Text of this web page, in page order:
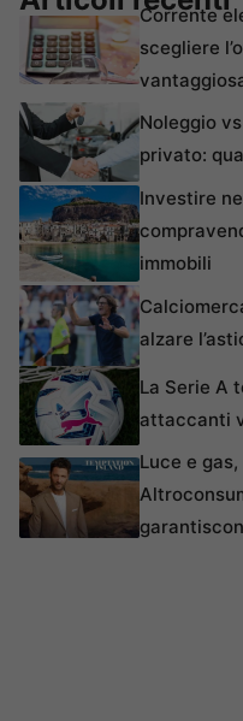
Corrente
scegliere
Noleggio
privato:
Investire
immobili
alzare
La Serie A
attaccanti
Luce e